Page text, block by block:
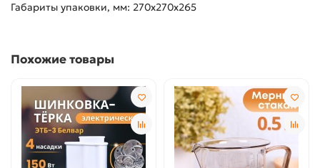
Габариты упаковки, мм: 270х270х265
Похожие товары